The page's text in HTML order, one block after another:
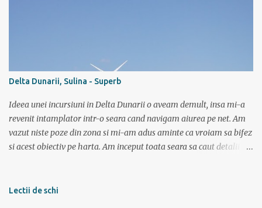
pe acolo decat incepand cu ultimii 3 ani. Dar daca vreau triatlon
trebuie sa si inot, iar in bazin acest lucru chiar imi place. Dar daca
vreau triatlon trebuie sa inot si in lac, mai ales in lac. Văleu! Hai ca
n-o fi ala negru asa de negru (negr...
Delta Dunarii, Sulina - Superb
Ideea unei incursiuni in Delta Dunarii o aveam demult, insa mi-a
revenit intamplator intr-o seara cand navigam aiurea pe net. Am
vazut niste poze din zona si mi-am adus aminte ca vroiam sa bifez
si acest obiectiv pe harta. Am inceput toata seara sa caut detalii pe
monstrul” care a pus capac. Dupa superba tura in muntii Sureanu (
Lectii de schi